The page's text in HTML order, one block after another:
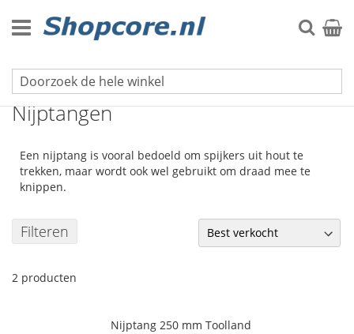
naar
de
Zoek
Tangen & Scharen
Nijptangen
Een nijptang is vooral bedoeld om spijkers uit hout te
trekken, maar wordt ook wel gebruikt om draad mee te
knippen.
Filteren
2 producten
Nijptang 250 mm Toolland